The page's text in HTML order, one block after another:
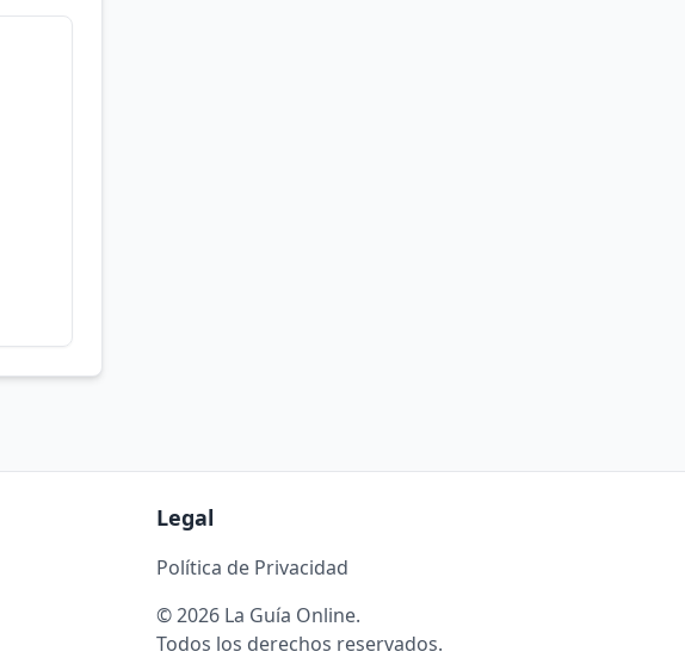
Legal
Política de Privacidad
© 2026 La Guía Online.
Todos los derechos reservados.